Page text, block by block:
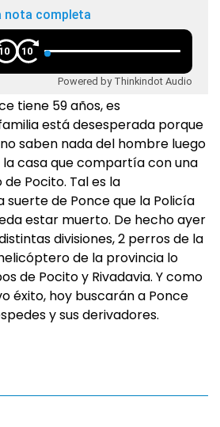
nota completa
10 10
Powered by Thinkindot Audio
tiene 59 años, es
está desesperada porque
saben nada del hombre luego
casa que compartía con una
Pocito. Tal es la
de Ponce que la Policía
estar muerto. De hecho ayer
divisiones, 2 perros de la
de la provincia lo
de Pocito y Rivadavia. Y como
éxito, hoy buscarán a Ponce
y sus derivadores.